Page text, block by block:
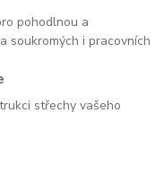
pohodlnou a
soukromých i pracovních
střechy vašeho